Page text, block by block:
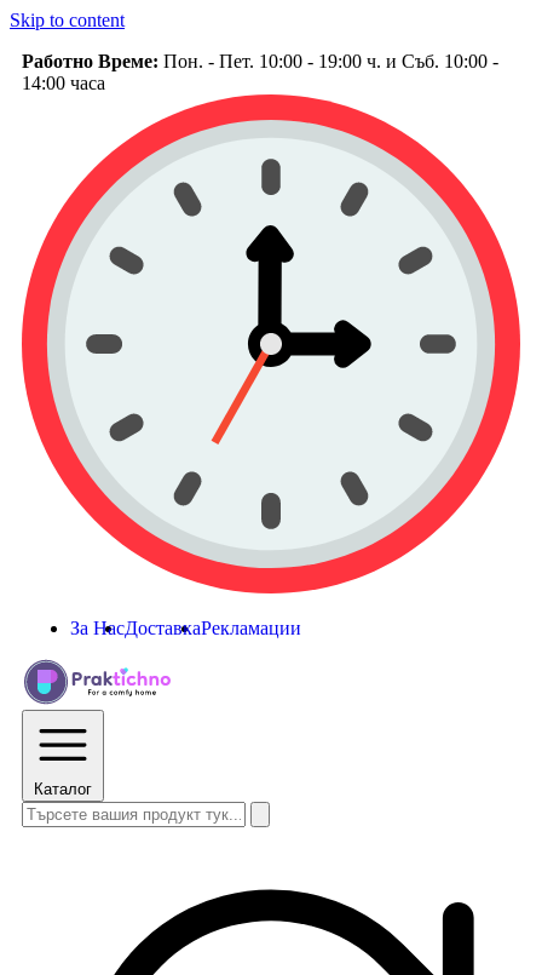
Skip to content
Работно Време: Пон. - Пет. 10:00 - 19:00 ч. и Съб. 10:00 -
14:00 часа
За НасДоставкаРекламации
Каталог